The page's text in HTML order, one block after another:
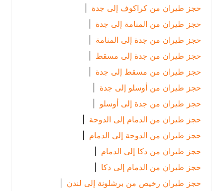
حجز طيران من كراكوف إلى جدة
حجز طيران من المنامة إلى جدة
حجز طيران من جدة إلى المنامة |
حجز طيران من جدة إلى مسقط |
حجز طيران من مسقط إلى جدة
حجز طيران من أوسلو إلى جدة
حجز طيران من جدة إلى أوسلو
|
حجز طيران من الدمام إلى الدوحة |
حجز طيران من الدوحة إلى الدمام
|
حجز طيران من دكا إلى الدمام
|
حجز طيران من الدمام إلى دكا |
حجز طيران رخيص من برشلونة إلى لندن
|